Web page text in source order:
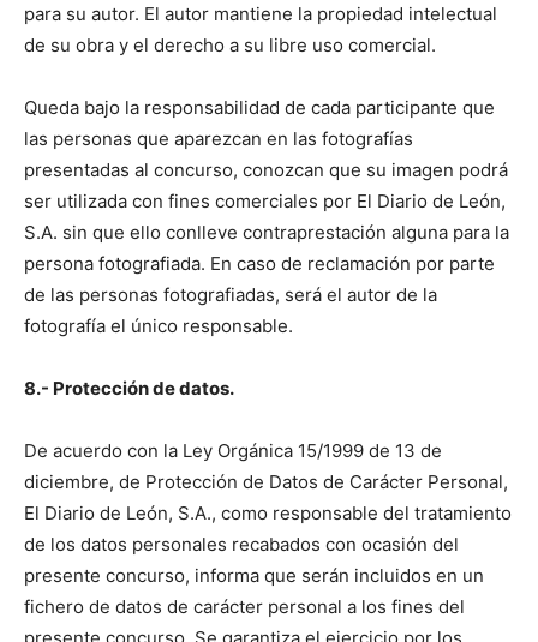
para su autor. El autor mantiene la propiedad intelectual
de su obra y el derecho a su libre uso comercial.
Queda bajo la responsabilidad de cada participante que
las personas que aparezcan en las fotografías
presentadas al concurso, conozcan que su imagen podrá
ser utilizada con fines comerciales por El Diario de León,
S.A. sin que ello conlleve contraprestación alguna para la
persona fotografiada. En caso de reclamación por parte
de las personas fotografiadas, será el autor de la
fotografía el único responsable.
8.- Protección de datos.
De acuerdo con la Ley Orgánica 15/1999 de 13 de
diciembre, de Protección de Datos de Carácter Personal,
El Diario de León, S.A., como responsable del tratamiento
de los datos personales recabados con ocasión del
presente concurso, informa que serán incluidos en un
fichero de datos de carácter personal a los fines del